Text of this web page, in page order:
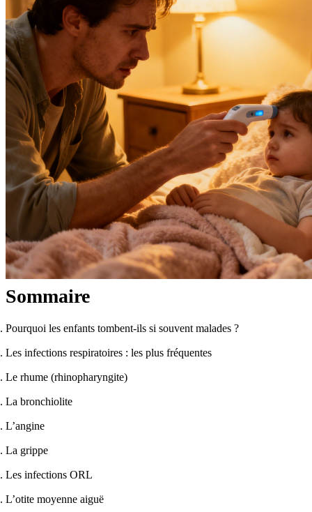
Sommaire
Pourquoi les enfants tombent-ils si souvent malades ?
Les infections respiratoires : les plus fréquentes
Le rhume (rhinopharyngite)
La bronchiolite
L’angine
La grippe
Les infections ORL
L’otite moyenne aiguë